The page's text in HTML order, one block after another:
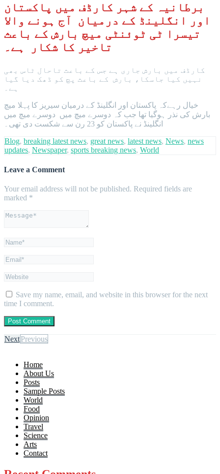
برطانیہ کے شہر کارڈف میں پاکستان
اور انگلینڈ کے درمیان آج ہونے والا
تیسرا ٹی ٹوئنٹی میچ بارش کے باعث
تاخیر کا شکار ہے۔
کارڈف میں بارش جاری ہے جس کے باعث تاحال ٹاس بھی
نہیں کیا جاسکا، بارش کے باعث پچ کو ڈھک دیا گیا
ہے۔
خیال رہےکہ پاکستان اور انگلینڈ کے درمیان سیریز کا پہلا میچ
بارش کی نذر ہوگیا تھا جب کہ دوسرے میچ میں دوسرے میچ میں
انگلینڈ نے پاکستان کو 23 رن سے شکست دی تھی۔
Blog, breaking latest news, great news, latest news, News, news
updates, Newspaper, sports breaking news, World
Leave a Comment
Your email address will not be published. Required fields are
marked *
Save my name, email, and website in this browser for the next
time I comment.
NextPrevious
Home
About Us
Posts
Sample Posts
World
Food
Opinion
Travel
Science
Arts
Contact